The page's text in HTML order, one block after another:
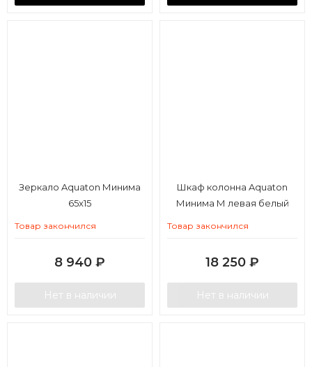
Зеркало Aquaton Минима
65x15
Товар закончился
8 940 ₽
Нет в наличии
Шкаф колонна Aquaton
Минима М левая белый
Товар закончился
18 250 ₽
Нет в наличии